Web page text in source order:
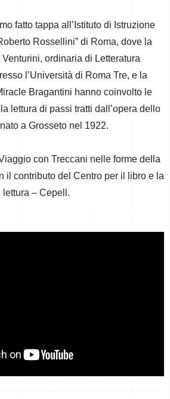
fatto tappa all’Istituto di Istruzione
Rossellini” di Roma, dove la
ordinaria di Letteratura
l’Università di Roma Tre, e la
Bragantini hanno coinvolto le
lettura di passi tratti dall’opera dello
a Grosseto nel 1922.
con Treccani nelle forme della
il contributo del Centro per il libro e la
lettura – Cepell.